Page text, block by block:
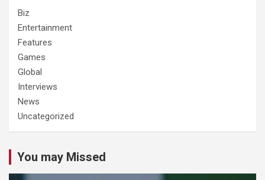
Biz
Entertainment
Features
Games
Global
Interviews
News
Uncategorized
You may Missed